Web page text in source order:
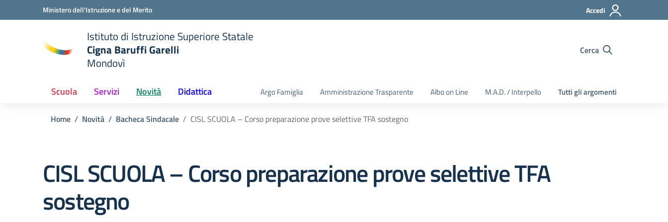
Vai ai contenuti
Vai al menu di navigazioneMinistero dell'Istruzione e del Merito Accedi
Istituto di Istruzione Superiore Statale
Cigna Baruffi Garelli
Mondovì
Cerca
Scuola Servizi Novità Didattica Argo Famiglia Amministrazione Trasparente Albo on Line M.A.D. / Interpello Tutti gli argomenti
Home Novità Bacheca Sindacale CISL SCUOLA – Corso preparazione prove selettive TFA sostegno
CISL SCUOLA – Corso preparazione prove selettive TFA
sostegno